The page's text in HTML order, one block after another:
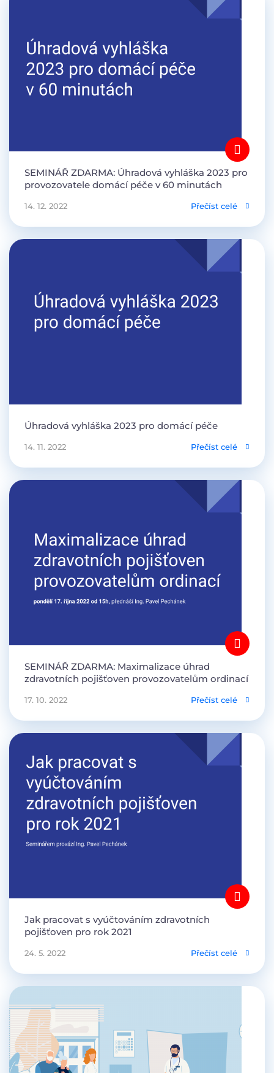
SEMINÁŘ ZDARMA: Úhradová vyhláška 2023 pro
provozovatele domácí péče v 60 minutách
14. 12. 2022 Přečíst celé
Úhradová vyhláška 2023 pro domácí péče
14. 11. 2022 Přečíst celé
SEMINÁŘ ZDARMA: Maximalizace úhrad
zdravotních pojišťoven provozovatelům ordinací
17. 10. 2022 Přečíst celé
Jak pracovat s vyúčtováním zdravotních
pojišťoven pro rok 2021
24. 5. 2022 Přečíst celé